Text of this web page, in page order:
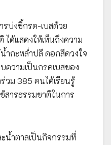
รบ่งชี้กรด-เบสด้วย
ได้แสดงให้เห็นถึงความ
ำกะหล่ำปลี ดอกสีดวงใจ
ความเป็นกรดเบสของ
วม 385 คนได้เรียนรู้
สารธรรมชาติในการ
น้ำตาลเป็นกิจกรรมที่